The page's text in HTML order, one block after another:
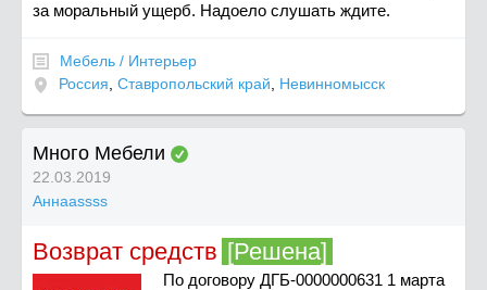
за моральный ущерб. Надоело слушать ждите.
Мебель / Интерьер
Россия, Ставропольский край, Невинномысск
Много Мебели
22.03.2019
Аннаassss
Возврат средств [Решена]
По договору ДГБ-0000000631 1 марта